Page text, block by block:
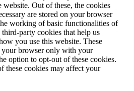
Out of these, the cookies
are stored on your browser
working of basic functionalities of
party cookies that help us
you use this website. These
browser only with your
option to opt-out of these cookies.
these cookies may affect your